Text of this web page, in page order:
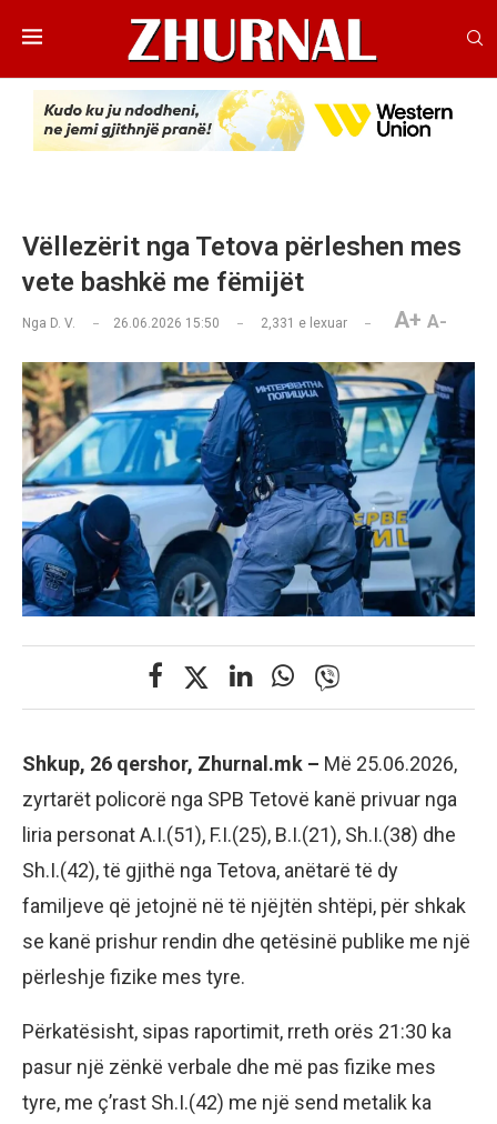
Vëllezërit nga Tetova përleshen mes
vete bashkë me fëmijët
Nga D. V. 26.06.2026 15:50 2,331 e lexuar A+ A-
Shkup, 26 qershor, Zhurnal.mk – Më 25.06.2026,
zyrtarët policorë nga SPB Tetovë kanë privuar nga
liria personat A.I.(51), F.I.(25), B.I.(21), Sh.I.(38) dhe
Sh.I.(42), të gjithë nga Tetova, anëtarë të dy
familjeve që jetojnë në të njëjtën shtëpi, për shkak
se kanë prishur rendin dhe qetësinë publike me një
përleshje fizike mes tyre.
Përkatësisht, sipas raportimit, rreth orës 21:30 ka
pasur një zënkë verbale dhe më pas fizike mes
tyre, me ç’rast Sh.I.(42) me një send metalik ka